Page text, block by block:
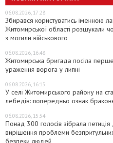
06.08.2026, 17:28
Збирався користуватись іменною
Житомирської області розшукали
з могили військового
06.08.2026, 16:48
Житомирська бригада посіла
ураження ворога у липні
06.08.2026, 16:15
У селі Житомирського району на
лебедів: попередньо ознак
06.08.2026, 15:54
Понад 300 голосів зібрала
вирішення проблеми
безпеки людей